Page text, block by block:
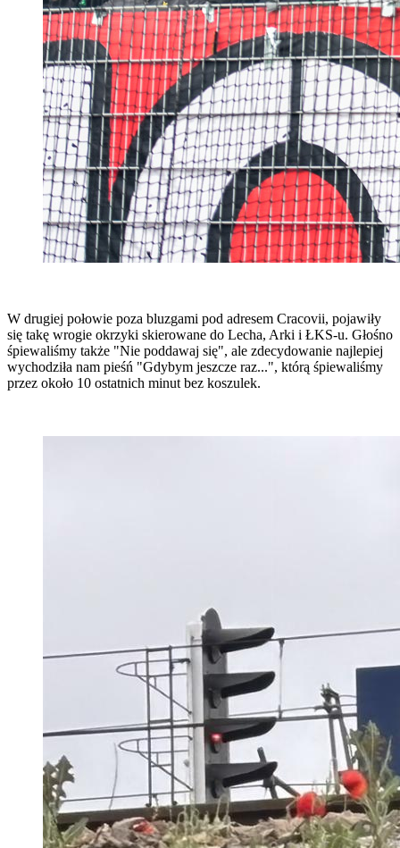
W drugiej połowie poza bluzgami pod adresem Cracovii, pojawiły
się takę wrogie okrzyki skierowane do Lecha, Arki i ŁKS-u. Głośno
śpiewaliśmy także "Nie poddawaj się", ale zdecydowanie najlepiej
wychodziła nam pieśń "Gdybym jeszcze raz...", którą śpiewaliśmy
przez około 10 ostatnich minut bez koszulek.